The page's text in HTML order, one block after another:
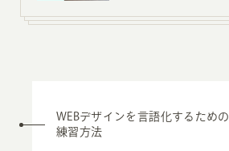
WEBデザインを言語化するための
練習方法